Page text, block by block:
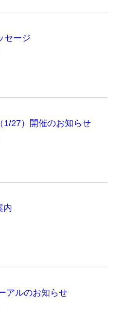
セージ
1/27）開催のお知らせ
内
アルのお知らせ